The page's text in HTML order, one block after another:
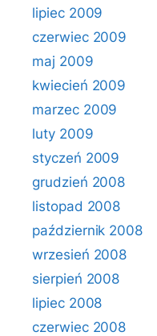
lipiec 2009
czerwiec 2009
maj 2009
kwiecień 2009
marzec 2009
luty 2009
styczeń 2009
grudzień 2008
listopad 2008
październik 2008
wrzesień 2008
sierpień 2008
lipiec 2008
czerwiec 2008